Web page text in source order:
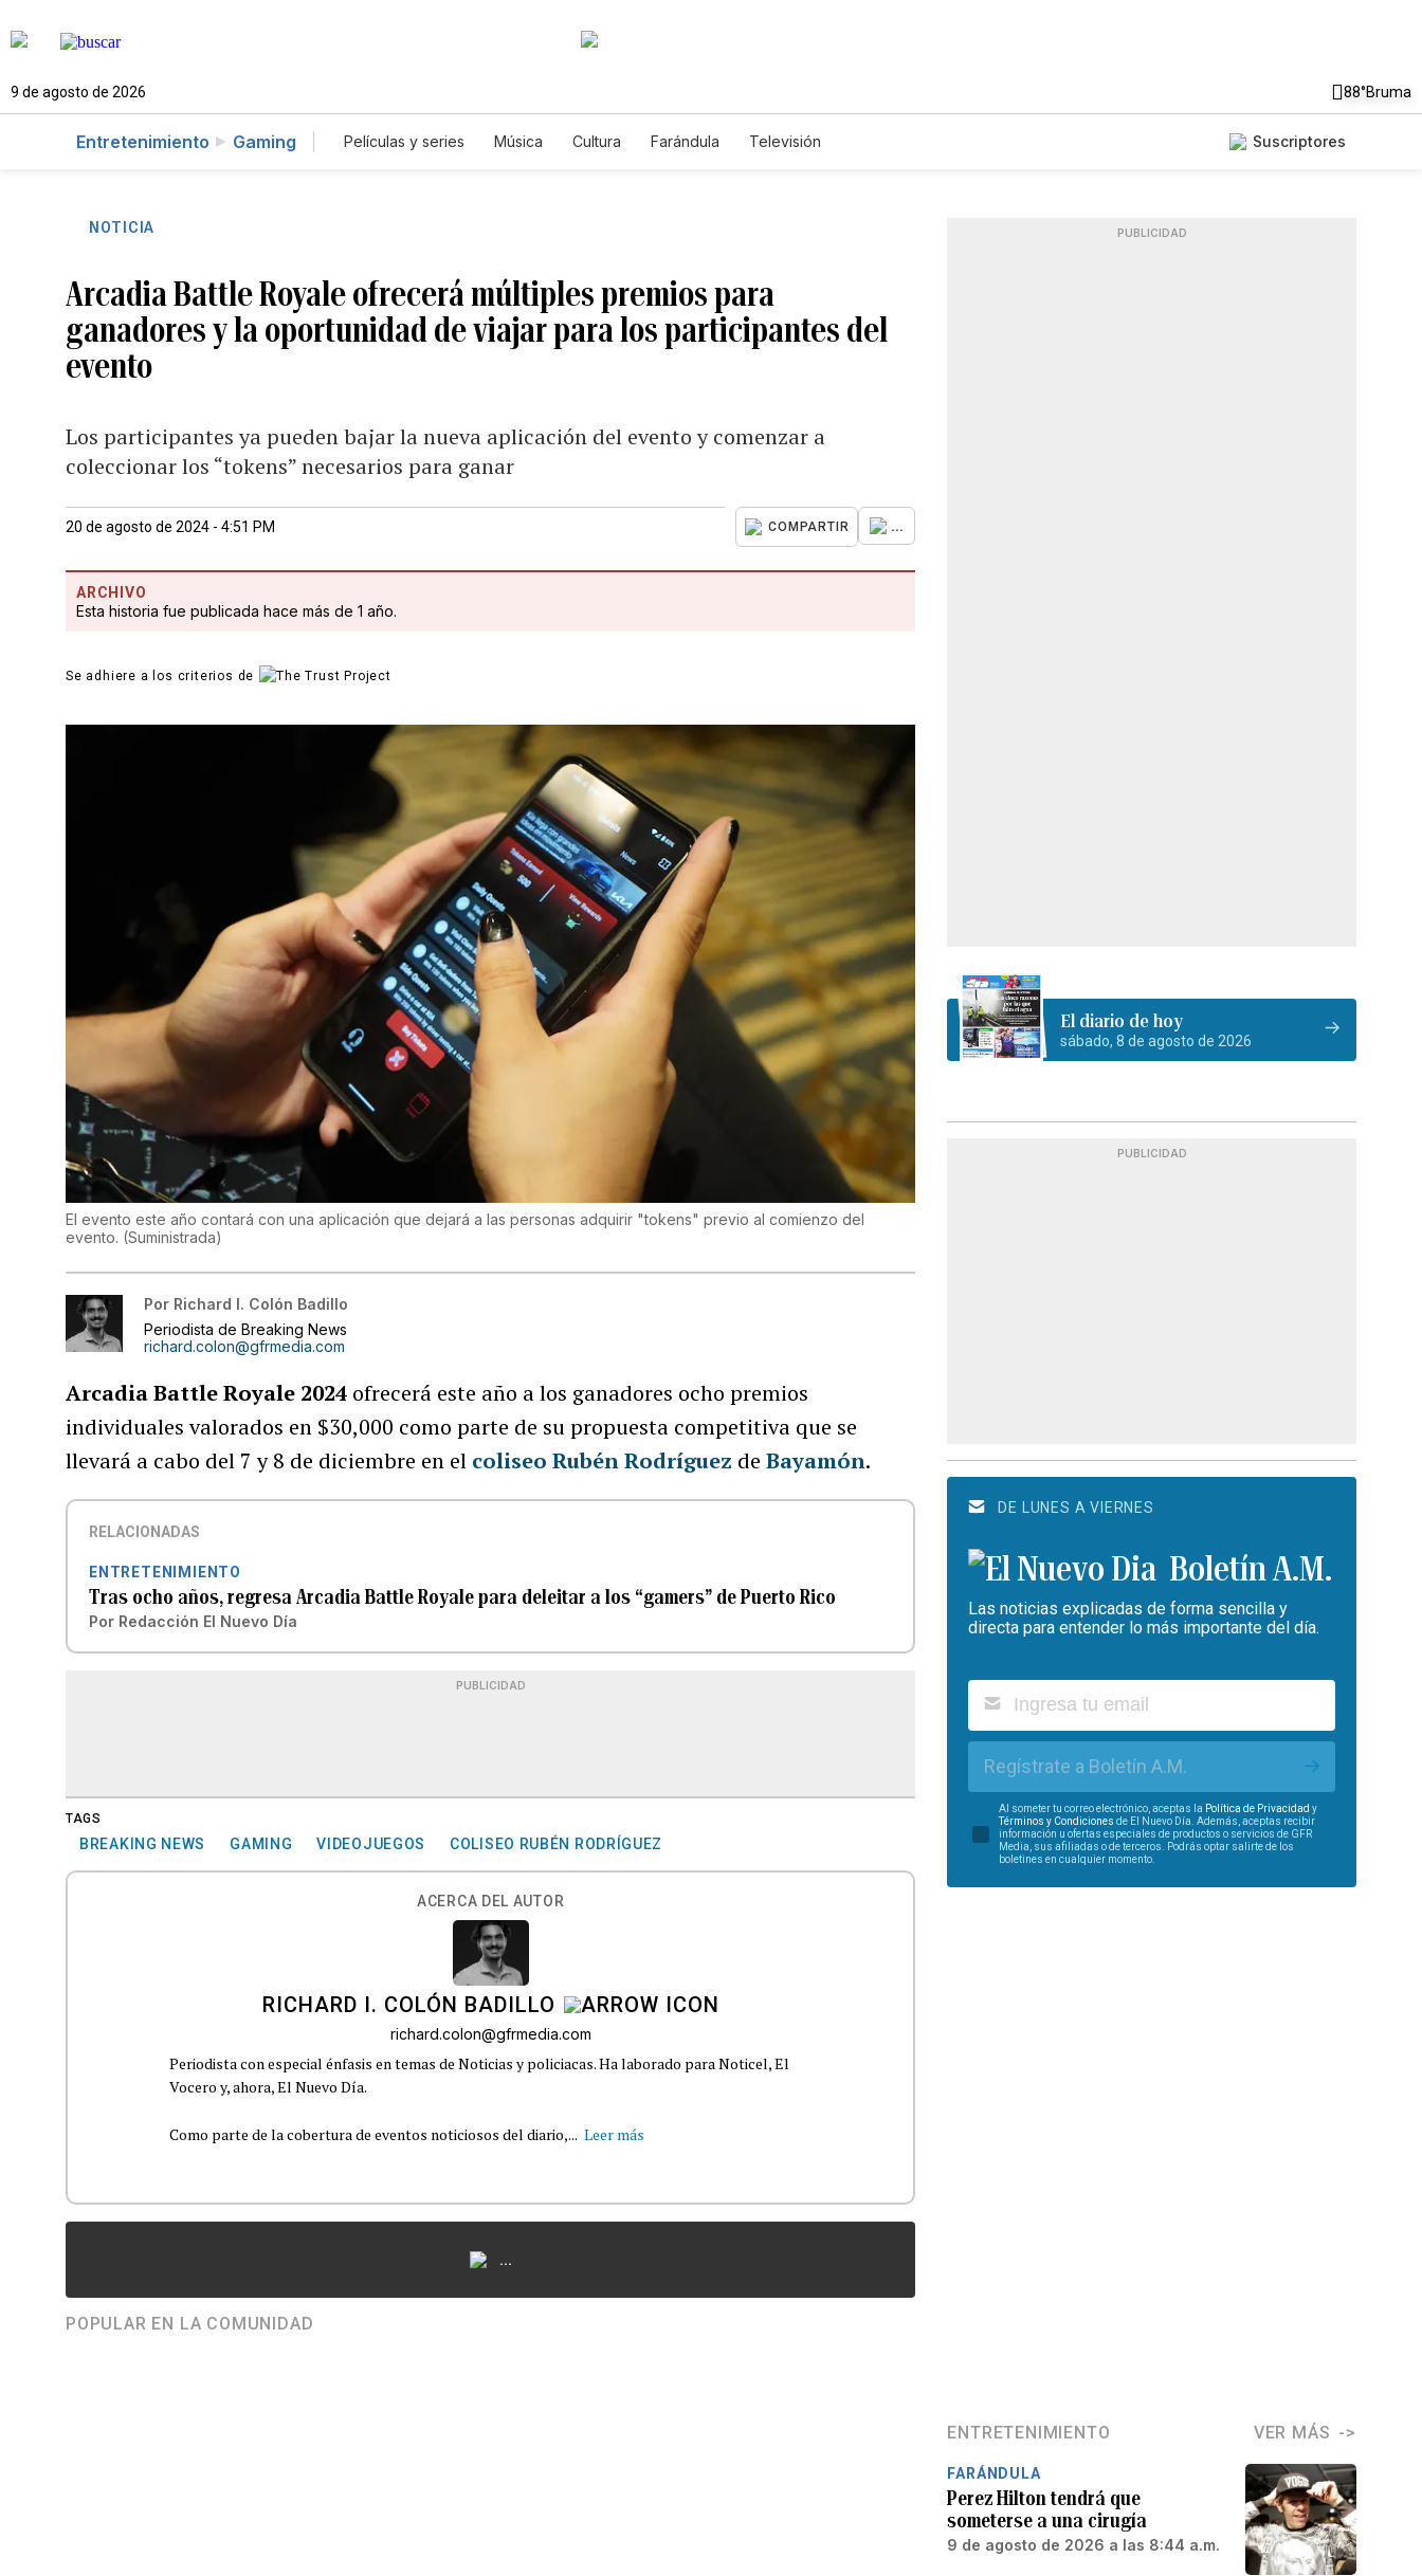
9 de agosto de 2026 88°Bruma
Entretenimiento Gaming Películas y series Música Cultura Farándula Televisión Suscriptores
NOTICIA
Arcadia Battle Royale ofrecerá múltiples premios para
ganadores y la oportunidad de viajar para los participantes del
evento
Los participantes ya pueden bajar la nueva aplicación del evento y comenzar a
coleccionar los “tokens” necesarios para ganar
20 de agosto de 2024 - 4:51 PM COMPARTIR ...
ARCHIVO
Esta historia fue publicada hace más de 1 año.
Se adhiere a los criterios de
El evento este año contará con una aplicación que dejará a las personas adquirir "tokens" previo al comienzo del
evento. (Suministrada)
Por Richard I. Colón Badillo
Periodista de Breaking News
richard.colon@gfrmedia.com
Arcadia Battle Royale 2024 ofrecerá este año a los ganadores ocho premios
individuales valorados en $30,000 como parte de su propuesta competitiva que se
llevará a cabo del 7 y 8 de diciembre en el coliseo Rubén Rodríguez deBayamón.
RELACIONADAS
ENTRETENIMIENTO
Tras ocho años, regresa Arcadia Battle Royale para deleitar a los “gamers” de Puerto Rico
Por Redacción El Nuevo Día
PUBLICIDAD
TAGS
BREAKING NEWS GAMING VIDEOJUEGOS COLISEO RUBÉN RODRÍGUEZ
ACERCA DEL AUTOR
RICHARD I. COLÓN BADILLO
richard.colon@gfrmedia.com
Periodista con especial énfasis en temas de Noticias y policiacas. Ha laborado para Noticel, El
Vocero y, ahora, El Nuevo Día.
Como parte de la cobertura de eventos noticiosos del diario,... Leer más
...
POPULAR EN LA COMUNIDAD
PUBLICIDAD
El diario de hoy
sábado, 8 de agosto de 2026
PUBLICIDAD
DE LUNES A VIERNES
Boletín A.M.
Las noticias explicadas de forma sencilla y
directa para entender lo más importante del día.
Regístrate a Boletín A.M.
Al someter tu correo electrónico, aceptas la Política de Privacidad y
Términos y Condiciones de El Nuevo Día. Además, aceptas recibir
información u ofertas especiales de productos o servicios de GFR
Media, sus afiliadas o de terceros. Podrás optar salirte de los
boletines en cualquier momento.
ENTRETENIMIENTO VER MÁS
FARÁNDULA
Perez Hilton tendrá que
someterse a una cirugía
9 de agosto de 2026 a las 8:44 a.m.